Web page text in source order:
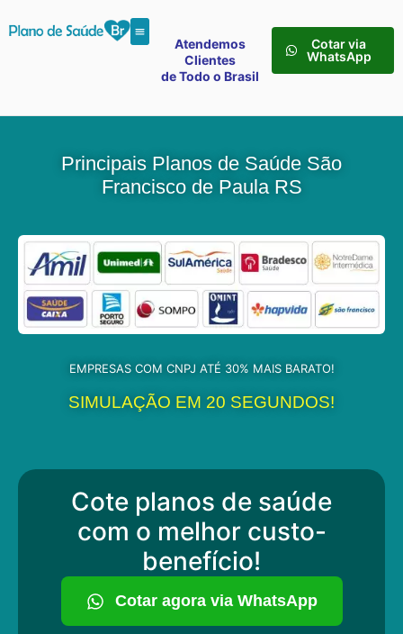
Atendemos
Clientes
de Todo o Brasil
Cotar via
WhatsApp
Principais Planos de Saúde São
Francisco de Paula RS
EMPRESAS COM CNPJ ATÉ 30% MAIS BARATO!
SIMULAÇÃO EM 20 SEGUNDOS!
Cote planos de saúde
com o melhor custo-
benefício!
Cotar agora via WhatsApp